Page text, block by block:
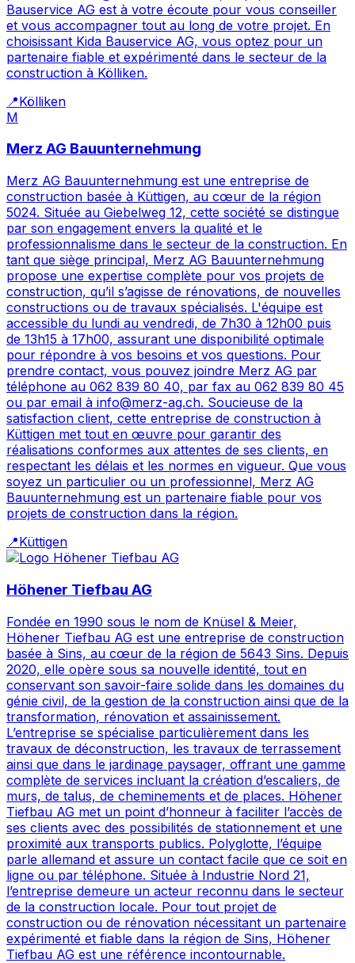
Bauservice AG est à votre écoute pour vous conseiller
et vous accompagner tout au long de votre projet. En
choisissant Kida Bauservice AG, vous optez pour un
partenaire fiable et expérimenté dans le secteur de la
construction à Kölliken.
📍Kölliken
M
Merz AG Bauunternehmung
Merz AG Bauunternehmung est une entreprise de
construction basée à Küttigen, au cœur de la région
5024. Située au Giebelweg 12, cette société se distingue
par son engagement envers la qualité et le
professionnalisme dans le secteur de la construction. En
tant que siège principal, Merz AG Bauunternehmung
propose une expertise complète pour vos projets de
construction, qu’il s’agisse de rénovations, de nouvelles
constructions ou de travaux spécialisés. L'équipe est
accessible du lundi au vendredi, de 7h30 à 12h00 puis
de 13h15 à 17h00, assurant une disponibilité optimale
pour répondre à vos besoins et vos questions. Pour
prendre contact, vous pouvez joindre Merz AG par
téléphone au 062 839 80 40, par fax au 062 839 80 45
ou par email à info@merz-ag.ch. Soucieuse de la
satisfaction client, cette entreprise de construction à
Küttigen met tout en œuvre pour garantir des
réalisations conformes aux attentes de ses clients, en
respectant les délais et les normes en vigueur. Que vous
soyez un particulier ou un professionnel, Merz AG
Bauunternehmung est un partenaire fiable pour vos
projets de construction dans la région.
📍Küttigen
Höhener Tiefbau AG
Fondée en 1990 sous le nom de Knüsel & Meier,
Höhener Tiefbau AG est une entreprise de construction
basée à Sins, au cœur de la région de 5643 Sins. Depuis
2020, elle opère sous sa nouvelle identité, tout en
conservant son savoir-faire solide dans les domaines du
génie civil, de la gestion de la construction ainsi que de la
transformation, rénovation et assainissement.
L’entreprise se spécialise particulièrement dans les
travaux de déconstruction, les travaux de terrassement
ainsi que dans le jardinage paysager, offrant une gamme
complète de services incluant la création d’escaliers, de
murs, de talus, de cheminements et de places. Höhener
Tiefbau AG met un point d’honneur à faciliter l’accès de
ses clients avec des possibilités de stationnement et une
proximité aux transports publics. Polyglotte, l’équipe
parle allemand et assure un contact facile que ce soit en
ligne ou par téléphone. Située à Industrie Nord 21,
l’entreprise demeure un acteur reconnu dans le secteur
de la construction locale. Pour tout projet de
construction ou de rénovation nécessitant un partenaire
expérimenté et fiable dans la région de Sins, Höhener
Tiefbau AG est une référence incontournable.